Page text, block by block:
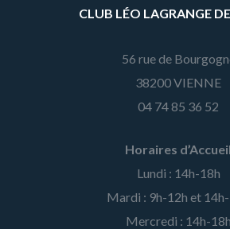
CLUB LÉO LAGRANGE
56 rue de
38200 VIENNE
04 74 85 36 52
Horaires d’Accueil
Lundi : 14h-18h
Mardi : 9h-12h et
Mercredi : 14h-18h